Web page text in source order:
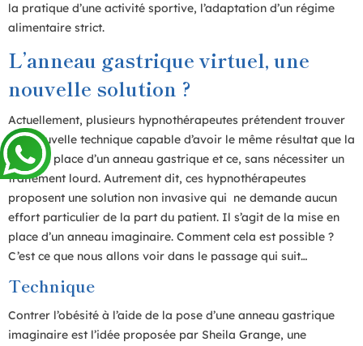
la pratique d’une activité sportive, l’adaptation d’un régime
alimentaire strict.
L’anneau gastrique virtuel, une
nouvelle solution ?
Actuellement, plusieurs hypnothérapeutes prétendent trouver
une nouvelle technique capable d’avoir le même résultat que la
mise en place d’un anneau gastrique et ce, sans nécessiter un
traitement lourd. Autrement dit, ces hypnothérapeutes
proposent une solution non invasive qui ne demande aucun
effort particulier de la part du patient. Il s’agit de la mise en
place d’un anneau imaginaire. Comment cela est possible ?
C’est ce que nous allons voir dans le passage qui suit…
Technique
Contrer l’obésité à l’aide de la pose d’une anneau gastrique
imaginaire est l’idée proposée par Sheila Grange, une